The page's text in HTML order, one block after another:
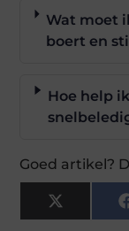
Wat moet
boert en
Hoe help
Goed artikel?
X
(Twitter)